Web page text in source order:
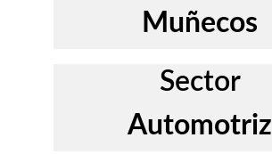
Muñecos
Sector
Automotriz